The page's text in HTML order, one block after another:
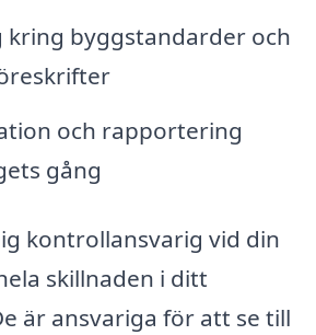
kring byggstandarder och
och rapportering
gång
kontrollansvarig vid din
skillnaden i ditt
är ansvariga för att se till